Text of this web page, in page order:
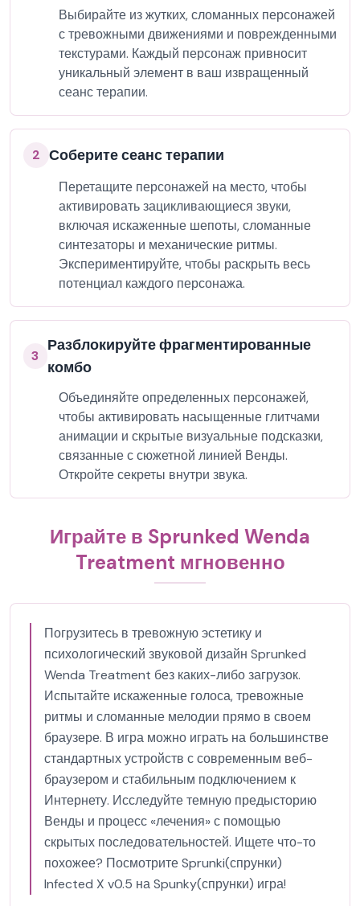
Выбирайте из жутких, сломанных персонажей
с тревожными движениями и поврежденными
текстурами. Каждый персонаж привносит
уникальный элемент в ваш извращенный
сеанс терапии.
2 Соберите сеанс терапии
Перетащите персонажей на место, чтобы
активировать зацикливающиеся звуки,
включая искаженные шепоты, сломанные
синтезаторы и механические ритмы.
Экспериментируйте, чтобы раскрыть весь
потенциал каждого персонажа.
3
Разблокируйте фрагментированные
комбо
Объединяйте определенных персонажей,
чтобы активировать насыщенные глитчами
анимации и скрытые визуальные подсказки,
связанные с сюжетной линией Венды.
Откройте секреты внутри звука.
Играйте в Sprunked Wenda
Treatment мгновенно
Погрузитесь в тревожную эстетику и
психологический звуковой дизайн Sprunked
Wenda Treatment без каких-либо загрузок.
Испытайте искаженные голоса, тревожные
ритмы и сломанные мелодии прямо в своем
браузере. В игра можно играть на большинстве
стандартных устройств с современным веб-
браузером и стабильным подключением к
Интернету. Исследуйте темную предысторию
Венды и процесс «лечения» с помощью
скрытых последовательностей. Ищете что-то
похожее? Посмотрите Sprunki(спрунки)
Infected X v0.5 на Spunky(спрунки) игра!